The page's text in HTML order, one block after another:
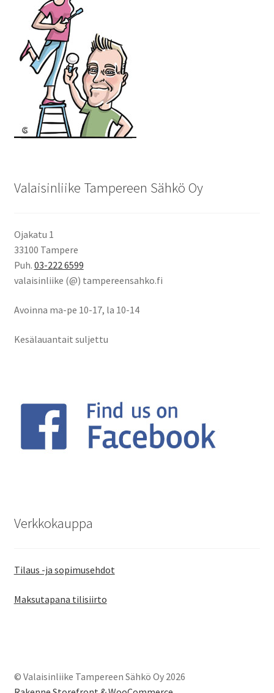
Valaisinliike Tampereen Sähkö Oy
Ojakatu 1
33100 Tampere
Puh. 03-222 6599
valaisinliike (@) tampereensahko.fi
Avoinna ma-pe 10-17, la 10-14
Kesälauantait suljettu
Verkkokauppa
Tilaus -ja sopimusehdot
Maksutapana tilisiirto
© Valaisinliike Tampereen Sähkö Oy 2026